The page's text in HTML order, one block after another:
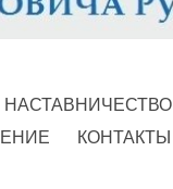
НАСТАВНИЧЕСТВО
КОНТАКТЫ